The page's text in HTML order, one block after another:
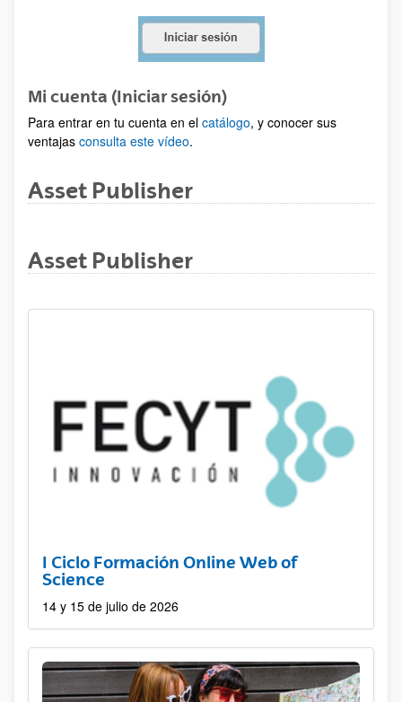
Mi cuenta (Iniciar sesión)
Para entrar en tu cuenta en el catálogo, y conocer sus
ventajas consulta este vídeo.
Asset Publisher
Asset Publisher
I Ciclo Formación Online Web of
Science
14 y 15 de julio de 2026